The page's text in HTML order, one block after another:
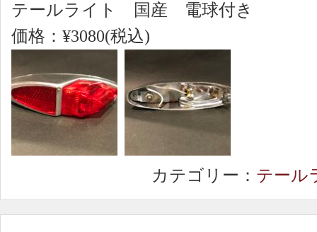
テールライト 国産 電球付き
価格：¥3080(税込)
カテゴリー： テール